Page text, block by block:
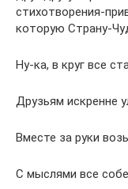
стихотворения-
которую Страну-
Ну-ка, в круг все
Друзьям искренне
Вместе за руки
С мыслями все